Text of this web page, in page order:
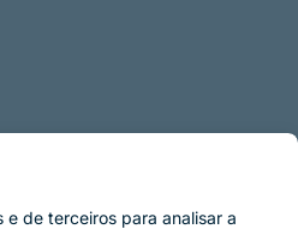
de terceiros para analisar a